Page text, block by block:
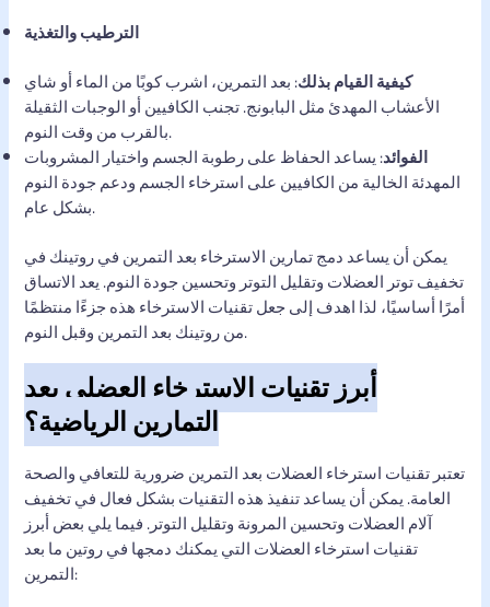
الترطيب والتغذية
كيفية القيام بذلك: بعد التمرين، اشرب كوبًا من الماء أو شاي
الأعشاب المهدئ مثل البابونج. تجنب الكافيين أو الوجبات الثقيلة
بالقرب من وقت النوم.
الفوائد: يساعد الحفاظ على رطوبة الجسم واختيار المشروبات
المهدئة الخالية من الكافيين على استرخاء الجسم ودعم جودة النوم
بشكل عام.
يمكن أن يساعد دمج تمارين الاسترخاء بعد التمرين في روتينك في
تخفيف توتر العضلات وتقليل التوتر وتحسين جودة النوم. يعد الاتساق
أمرًا أساسيًا، لذا اهدف إلى جعل تقنيات الاسترخاء هذه جزءًا منتظمًا
من روتينك بعد التمرين وقبل النوم.
أبرز تقنيات الاسترخاء العضلي بعد
التمارين الرياضية؟
تعتبر تقنيات استرخاء العضلات بعد التمرين ضرورية للتعافي والصحة
العامة. يمكن أن يساعد تنفيذ هذه التقنيات بشكل فعال في تخفيف
آلام العضلات وتحسين المرونة وتقليل التوتر. فيما يلي بعض أبرز
تقنيات استرخاء العضلات التي يمكنك دمجها في روتين ما بعد
التمرين: